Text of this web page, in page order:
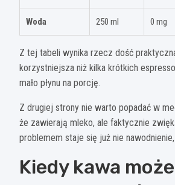
Woda 250 ml 0 mg
Z tej tabeli wynika rzecz dość
korzystniejsza niż kilka krótkich
mało płynu na porcję.
Z drugiej strony nie warto popadać w
że zawierają mleko, ale faktycznie
problemem staje się już nie
Kiedy kawa